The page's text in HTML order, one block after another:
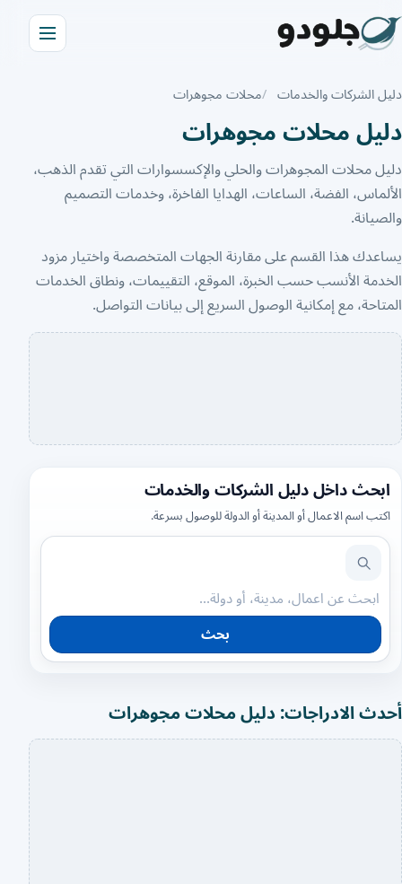
دليل الشركات والخدمات محلات مجوهرات
دليل محلات مجوهرات
دليل محلات المجوهرات والحلي والإكسسوارات التي تقدم الذهب،
الألماس، الفضة، الساعات، الهدايا الفاخرة، وخدمات التصميم
والصيانة.
يساعدك هذا القسم على مقارنة الجهات المتخصصة واختيار مزود
الخدمة الأنسب حسب الخبرة، الموقع، التقييمات، ونطاق الخدمات
المتاحة، مع إمكانية الوصول السريع إلى بيانات التواصل.
ابحث داخل دليل الشركات والخدمات
اكتب اسم الاعمال أو المدينة أو الدولة للوصول بسرعة.
بحث
أحدث الادراجات: دليل محلات مجوهرات